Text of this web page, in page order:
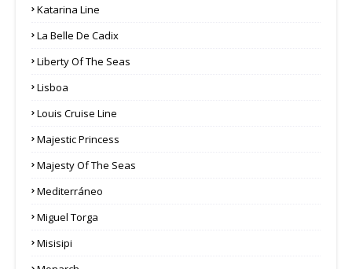
Katarina Line
La Belle De Cadix
Liberty Of The Seas
Lisboa
Louis Cruise Line
Majestic Princess
Majesty Of The Seas
Mediterráneo
Miguel Torga
Misisipi